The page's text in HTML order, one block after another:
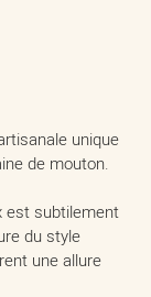
unique
de mouton.
est subtilement
du style
une allure